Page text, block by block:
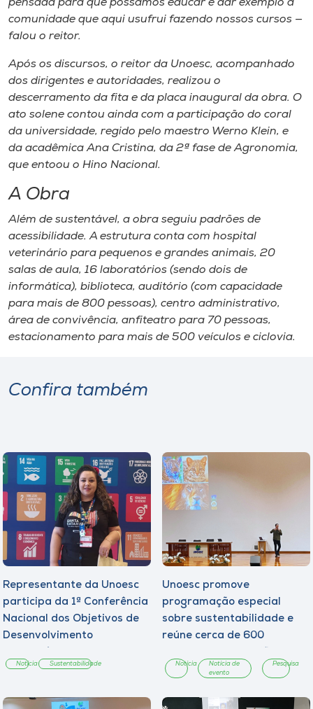
pensada para que possamos educar e dar exemplo à
comunidade que aqui usufrui fazendo nossos cursos —
falou o reitor.
Após os discursos, o reitor da Unoesc, acompanhado
dos dirigentes e autoridades, realizou o
descerramento da fita e da placa inaugural da obra. O
ato solene contou ainda com a participação do coral
da universidade, regido pelo maestro Werno Klein, e
da acadêmica Ana Cristina, da 2ª fase de Agronomia,
que entoou o Hino Nacional.
A Obra
Além de sustentável, a obra seguiu padrões de
acessibilidade. A estrutura conta com hospital
veterinário para pequenos e grandes animais, 20
salas de aula, 16 laboratórios (sendo dois de
informática), biblioteca, auditório (com capacidade
para mais de 800 pessoas), centro administrativo,
área de convivência, anfiteatro para 70 pessoas,
estacionamento para mais de 500 veículos e ciclovia.
Confira também
Representante da Unoesc
participa da 1ª Conferência
Nacional dos Objetivos de
Desenvolvimento
Notícia Sustentabilidade
Unoesc promove
programação especial
sobre sustentabilidade e
reúne cerca de 600
Notícia
Notícia de
evento
Pesquisa